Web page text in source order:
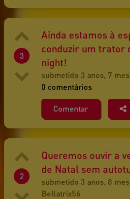
3
Ainda estamos à
conduzir um trator
night!
submetido 3 anos, 7
0 comentários
Comentar
2
Queremos ouvir a
de Natal sem
submetido 3 anos, 8
Bellatrix56